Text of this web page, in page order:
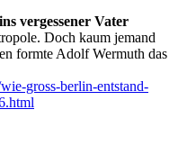
vergessener Vater
Doch kaum jemand
formte Adolf Wermuth das
gross-berlin-entstand-